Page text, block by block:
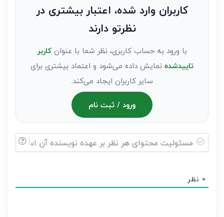
کاربران وارد شده، اعتبار بیشتری در
نظرتو دارند
با ورود به حساب کاربری، نظر شما با عنوانکاربر
تاییدشده نمایش داده می‌شود و اعتماد بیشتری برای
سایر کاربران ایجاد می‌کند.
ورود / ثبت نام
هر
0 نظر